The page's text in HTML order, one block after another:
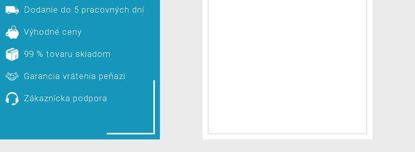
Dodanie do 5 pracovných dní
Výhodné ceny
99 % tovaru skladom
Garancia vrátenia peňazí
Zákaznícka podpora